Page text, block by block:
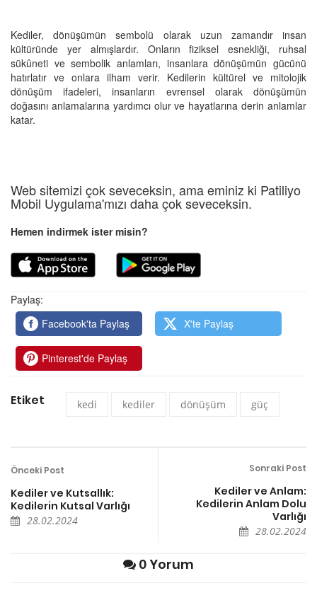
Kediler, dönüşümün sembolü olarak uzun zamandır insan
kültüründe yer almışlardır. Onların fiziksel esnekliği, ruhsal
sükûneti ve sembolik anlamları, insanlara dönüşümün gücünü
hatırlatır ve onlara ilham verir. Kedilerin kültürel ve mitolojik
dönüşüm ifadeleri, insanların evrensel olarak dönüşümün
doğasını anlamalarına yardımcı olur ve hayatlarına derin anlamlar
katar.
Web sitemizi çok seveceksin, ama eminiz ki Patiliyo
Mobil Uygulama'mızı daha çok seveceksin.
Hemen indirmek ister misin?
Paylaş:
Facebook'ta Paylaş
X'te Paylaş
Pinterest'de Paylaş
Etiket kedi kediler dönüşüm güç
Önceki Post
Kediler ve Kutsallık:
Kedilerin Kutsal Varlığı
28.02.2024
Sonraki Post
Kediler ve Anlam:
Kedilerin Anlam Dolu
Varlığı
28.02.2024
0 Yorum